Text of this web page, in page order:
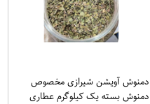
دمنوش آویشن شیرازی مخصوص
دمنوش بسته یک کیلوگرم عطاری